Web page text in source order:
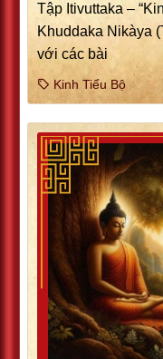
Tập Itivuttaka –
Khuddaka Nikàya
với các bài
Kinh Tiểu Bộ